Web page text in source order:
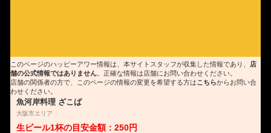
このページのハッピーアワー情報は、本サイトスタッフが収集した情報であり、 店
舗の公式情報ではありません 。正確な情報は店舗にお問い合わせください。
店舗の関係者の方で、このページの情報の変更を希望する方はこちらからお問い合
わせください。
魚河岸料理 ざこば
大阪市エリア
生ビール1杯の目安金額：250円